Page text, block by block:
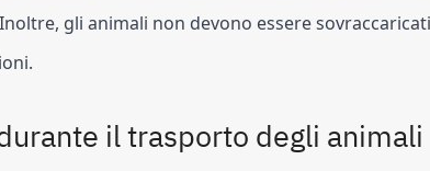
gli animali non devono essere
il trasporto degli animali